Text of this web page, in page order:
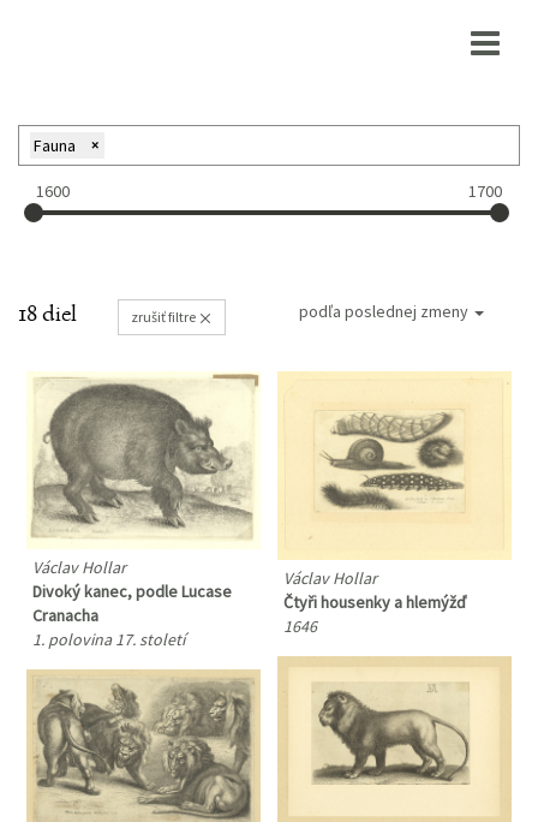
Fauna ×
1600 1700
18 diel zrušiť filtre podľa poslednej zmeny
Václav Hollar
Divoký kanec, podle Lucase
Cranacha
1. polovina 17. století
Václav Hollar
Čtyři housenky a hlemýžď
1646